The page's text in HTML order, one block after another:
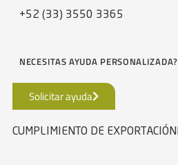
+52 (33) 3550 3365
NECESITAS AYUDA PERSONALIZADA?
Solicitar ayuda
CUMPLIMIENTO DE EXPORTACIÓN